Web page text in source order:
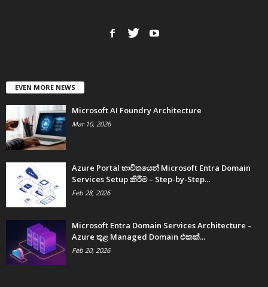
EVEN MORE NEWS
Microsoft AI Foundry Architecture
Mar 10, 2026
Azure Portal භාවිතයෙන් Microsoft Entra Domain
Services Setup කිරීම – Step-by-Step...
Feb 28, 2026
Microsoft Entra Domain Services Architecture –
Azure තුළ Managed Domain එකක්...
Feb 20, 2026